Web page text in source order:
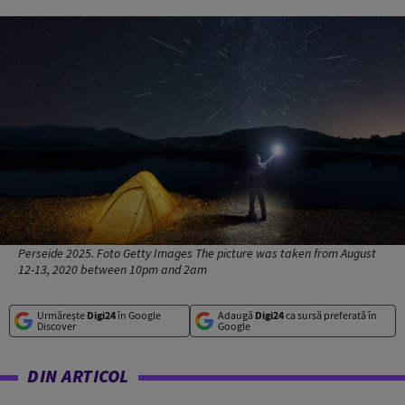
Perseide 2025. Foto Getty Images The picture was taken from August
12-13, 2020 between 10pm and 2am
Urmărește Digi24în Google
Discover
Adaugă Digi24ca sursă preferată în
Google
DIN ARTICOL